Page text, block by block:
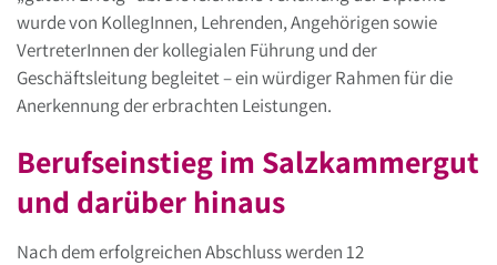
wurde von KollegInnen, Lehrenden, Angehörigen sowie
VertreterInnen der kollegialen Führung und der
Geschäftsleitung begleitet – ein würdiger Rahmen für die
Anerkennung der erbrachten Leistungen.
Berufseinstieg im Salzkammergut
und darüber hinaus
Nach dem erfolgreichen Abschluss werden 12